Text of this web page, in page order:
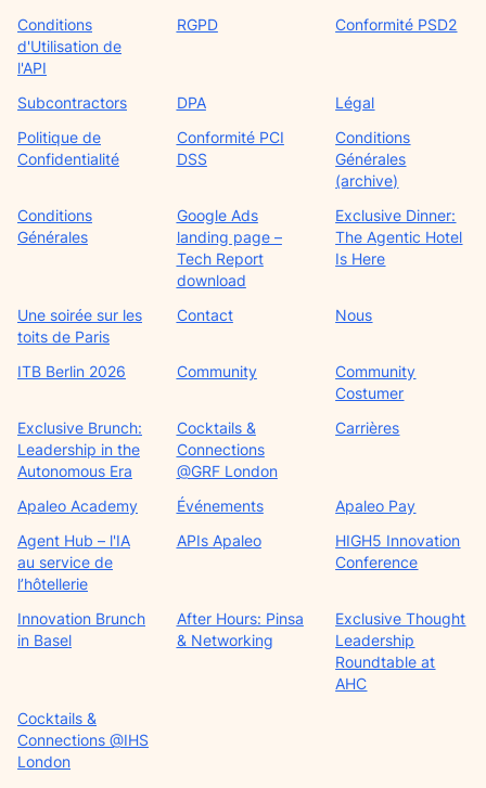
Conditions
d'Utilisation de
l'API
RGPD Conformité PSD2
Subcontractors DPA
Légal
Politique de
Confidentialité
Conformité PCI
DSS
Conditions
Générales
(archive)
Conditions
Générales
Google Ads
landing page –
Tech Report
download
Exclusive Dinner:
The Agentic Hotel
Is Here
Une soirée sur les
toits de Paris
Contact Nous
ITB Berlin 2026 Community
Community
Costumer
Exclusive Brunch:
Leadership in the
Autonomous Era
Cocktails &
Connections
@GRF London
Carrières
Apaleo Academy Événements
Apaleo Pay
Agent Hub – l'IA
au service de
l’hôtellerie
APIs Apaleo
HIGH5 Innovation
Conference
Innovation Brunch
in Basel
After Hours: Pinsa
& Networking
Exclusive Thought
Leadership
Roundtable at
AHC
Cocktails &
Connections @IHS
London